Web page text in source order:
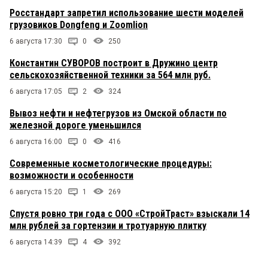
Росстандарт запретил использование шести моделей
грузовиков Dongfeng и Zoomlion
6 августа 17:30 0 250
Константин СУВОРОВ построит в Дружино центр
сельскохозяйственной техники за 564 млн руб.
6 августа 17:05 2 324
Вывоз нефти и нефтегрузов из Омской области по
железной дороге уменьшился
6 августа 16:00 0 416
Современные косметологические процедуры:
возможности и особенности
6 августа 15:20 1 269
Спустя ровно три года с ООО «СтройТраст» взыскали 14
млн рублей за гортензии и тротуарную плитку
6 августа 14:39 4 392